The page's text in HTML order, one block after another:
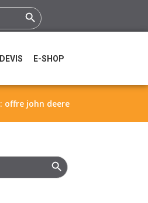
Search Button
DEVIS E-SHOP
offre john deere
Search Button